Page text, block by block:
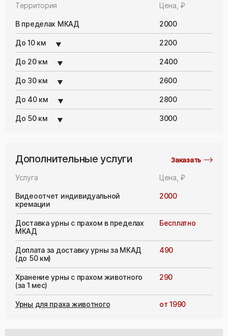
Территория Цена, ₽
В пределах МКАД 2000
До 10 км 2200
До 20 км 2400
До 30 км 2600
До 40 км 2800
До 50 км 3000
Дополнительные услуги Заказать
Услуга Цена, ₽
Видеоотчет индивидуальной
кремации
2000
Доставка урны с прахом в пределах
МКАД
Бесплатно
Доплата за доставку урны за МКАД
(до 50 км)
490
Хранение урны с прахом животного
(за 1 мес)
290
Урны для праха животного от 1990